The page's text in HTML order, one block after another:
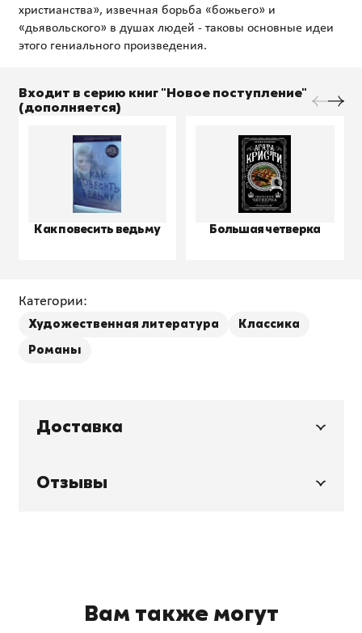
христианства», извечная борьба «божьего» и
«дьявольского» в душах людей - таковы основные идеи
Входит в серию книг "Новое поступление"
(дополняется)
Как повесить ведьму Большая четверка
Категории:
Художественная литература
Классика
Романы
Доставка
Отзывы
Вам также могут